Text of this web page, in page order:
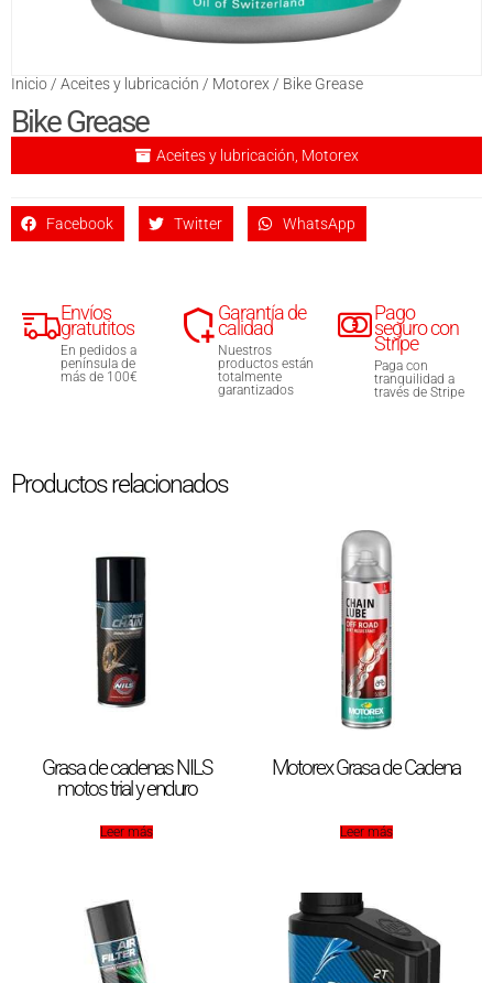
Inicio / Aceites y lubricación / Motorex / Bike Grease
Bike Grease
Aceites y lubricación Motorex
Facebook Twitter WhatsApp
Envíos
gratutitos
En pedidos a
península de
más de 100€
Garantía de
calidad
Nuestros
productos están
totalmente
garantizados
Pago
seguro con
Stripe
Paga con
tranquilidad a
través de Stripe
Productos relacionados
Grasa de cadenas NILS
motos trial y enduro
Leer más
Motorex Grasa de Cadena
Leer más